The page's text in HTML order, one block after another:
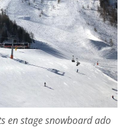
en stage snowboard ado